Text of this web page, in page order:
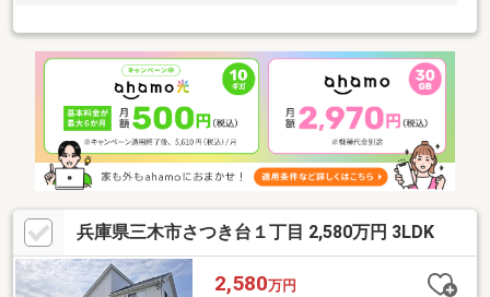
兵庫県三木市さつき台１丁目 2,580万円 3LDK
2,580万円